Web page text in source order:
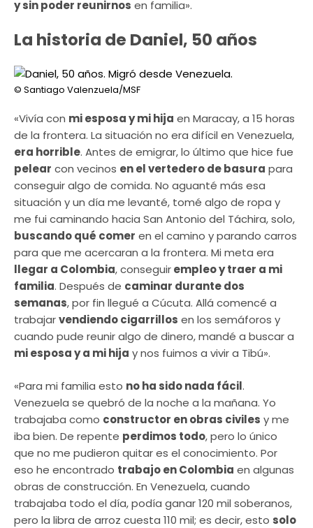
y sin poder reunirnos en familia».
La historia de Daniel, 50 años
© Santiago Valenzuela/MSF
«Vivía con mi esposa y mi hija en Maracay, a 15 horas
de la frontera. La situación no era difícil en Venezuela,
era horrible. Antes de emigrar, lo último que hice fue
pelear con vecinos en el vertedero de basura para
conseguir algo de comida. No aguanté más esa
situación y un día me levanté, tomé algo de ropa y
me fui caminando hacia San Antonio del Táchira, solo,
buscando qué comer en el camino y parando carros
para que me acercaran a la frontera. Mi meta era
llegar a Colombia, conseguirempleo y traer a mi
familia. Después de caminar durante dos
semanas, por fin llegué a Cúcuta. Allá comencé a
trabajarvendiendo cigarrillos en los semáforos y
cuando pude reunir algo de dinero, mandé a buscar a
mi esposa y a mi hija y nos fuimos a vivir a Tibú».
«Para mi familia esto no ha sido nada fácil.
Venezuela se quebró de la noche a la mañana. Yo
trabajaba como constructor en obras civiles y me
iba bien. De repente perdimos todo, pero lo único
que no me pudieron quitar es el conocimiento. Por
eso he encontrado trabajo en Colombia en algunas
obras de construcción. En Venezuela, cuando
trabajaba todo el día, podía ganar 120 mil soberanos,
pero la libra de arroz cuesta 110 mil; es decir, esto solo